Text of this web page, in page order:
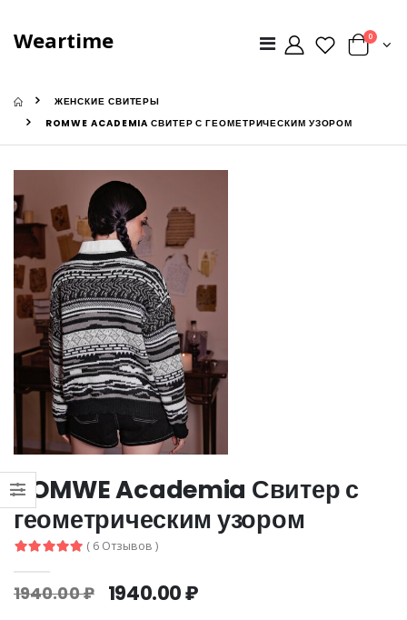
Weartime 0
ЖЕНСКИЕ СВИТЕРЫ
ROMWE ACADEMIA СВИТЕР С ГЕОМЕТРИЧЕСКИМ УЗОРОМ
ROMWE Academia Свитер с
геометрическим узором
( 6 Отзывов )
1940.00 ₽ 1940.00 ₽